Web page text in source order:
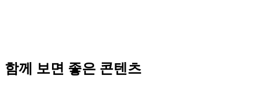
함께 보면 좋은 콘텐츠